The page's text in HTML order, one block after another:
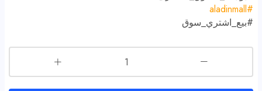
#aladinmall
#بيع_اشتري_سوق